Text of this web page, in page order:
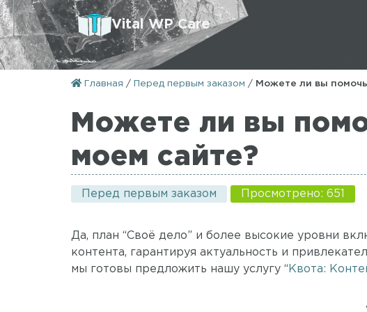
Vital WP Care
Главная / Перед первым заказом / Можете ли вы
Можете ли вы
моем сайте?
Перед первым заказом Просмотрено: 651
Да, план “Своё дело” и более высокие уровни
контента, гарантируя актуальность и
мы готовы предложить нашу услугу “ Квота: